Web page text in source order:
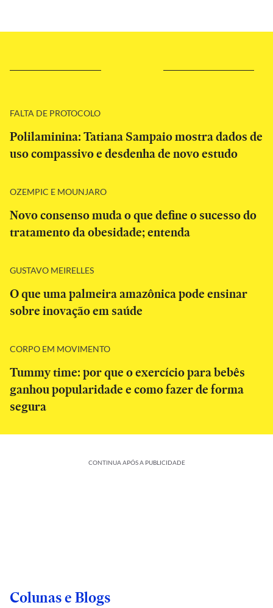
FALTA DE PROTOCOLO
Polilaminina: Tatiana Sampaio mostra dados de
uso compassivo e desdenha de novo estudo
OZEMPIC E MOUNJARO
Novo consenso muda o que define o sucesso do
tratamento da obesidade; entenda
GUSTAVO MEIRELLES
O que uma palmeira amazônica pode ensinar
sobre inovação em saúde
CORPO EM MOVIMENTO
Tummy time: por que o exercício para bebês
ganhou popularidade e como fazer de forma
segura
CONTINUA APÓS A PUBLICIDADE
Colunas e Blogs